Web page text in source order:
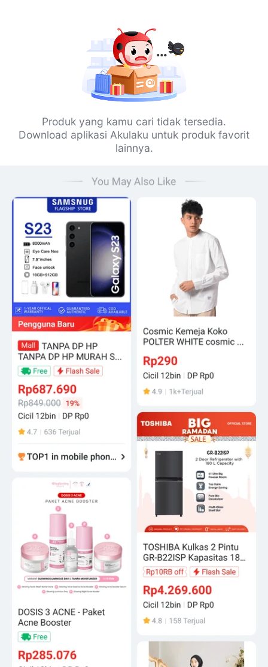
Produk yang kamu cari tidak tersedia.
Download aplikasi Akulaku untuk produk favorit
lainnya.